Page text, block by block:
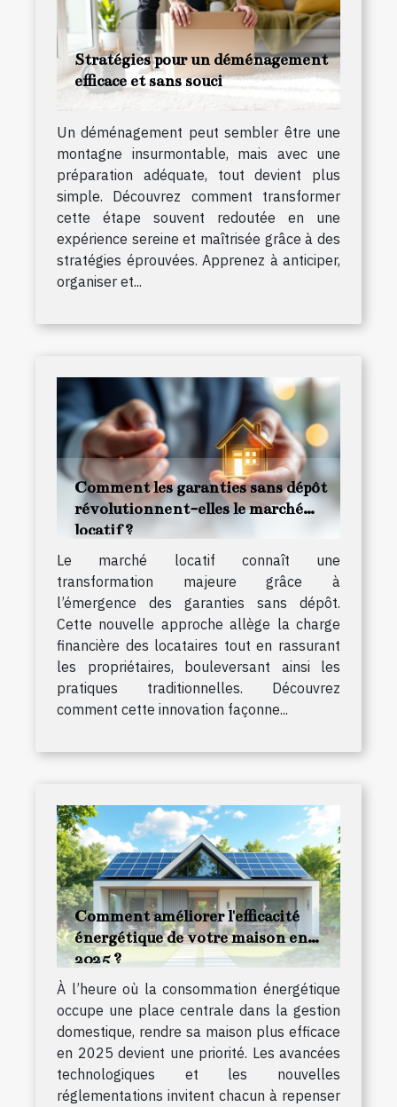
Stratégies pour un déménagement
efficace et sans souci
Un déménagement peut sembler être une
montagne insurmontable, mais avec une
préparation adéquate, tout devient plus
simple. Découvrez comment transformer
cette étape souvent redoutée en une
expérience sereine et maîtrisée grâce à des
stratégies éprouvées. Apprenez à anticiper,
organiser et...
Comment les garanties sans dépôt
révolutionnent-elles le marché
locatif ?
Le marché locatif connaît une
transformation majeure grâce à
l’émergence des garanties sans dépôt.
Cette nouvelle approche allège la charge
financière des locataires tout en rassurant
les propriétaires, bouleversant ainsi les
pratiques traditionnelles. Découvrez
comment cette innovation façonne...
Comment améliorer l'efficacité
énergétique de votre maison en
2025 ?
À l’heure où la consommation énergétique
occupe une place centrale dans la gestion
domestique, rendre sa maison plus efficace
en 2025 devient une priorité. Les avancées
technologiques et les nouvelles
réglementations invitent chacun à repenser